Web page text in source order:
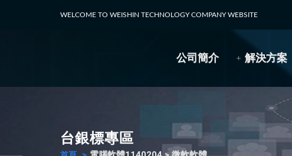
WELCOME TO WEISHIN TECHNOLOGY COMPANY WEBSITE
公司簡介 解決方案
台銀標專區